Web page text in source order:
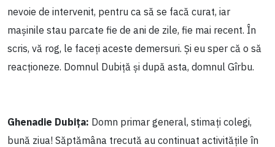
nevoie de intervenit, pentru ca să se facă curat, iar
mașinile stau parcate fie de ani de zile, fie mai recent. În
scris, vă rog, le faceți aceste demersuri. Și eu sper că o să
reacționeze. Domnul Dubiță și după asta, domnul Gîrbu.
Ghenadie Dubiţa: Domn primar general, stimați colegi,
bună ziua! Săptămâna trecută au continuat activitățile în